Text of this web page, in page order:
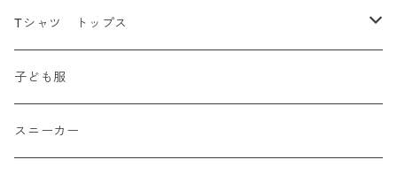
Tシャツ トップス
Tシャツ
シャツ
子ども服
スニーカー